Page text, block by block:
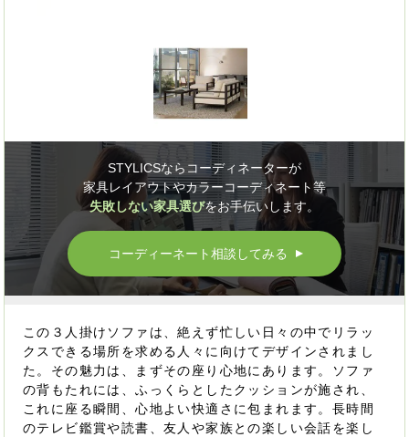
STYLICSならコーディネーターが
家具レイアウトやカラーコーディネート等
失敗しない家具選びをお手伝いします。
コーディーネート相談してみる ▲
この３人掛けソファは、絶えず忙しい日々の中でリラッ
クスできる場所を求める人々に向けてデザインされまし
た。その魅力は、まずその座り心地にあります。ソファ
の背もたれには、ふっくらとしたクッションが施され、
これに座る瞬間、心地よい快適さに包まれます。長時間
のテレビ鑑賞や読書、友人や家族との楽しい会話を楽し